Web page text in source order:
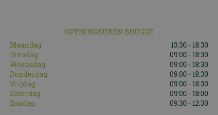
OPENINGSUREN BRUGGE
Maandag
13:30 - 18:30
Dinsdag
09:00 - 18:30
Woensdag
09:00 - 18:30
Donderdag
09:00 - 18:30
Vrijdag
09:00 - 18:30
Zaterdag
09:00 - 18:00
Zondag
09:30 - 12:30